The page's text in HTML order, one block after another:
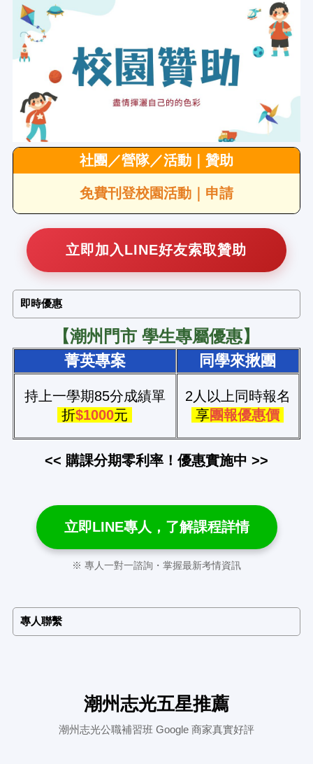
社團／營隊／活動｜贊助
免費刊登校園活動｜申請
立即加入LINE好友索取贊助
即時優惠
【潮州門市 學生專屬優惠】
菁英專案 同學來揪團
持上一學期85分成績單
折$1000元
2人以上同時報名
享團報優惠價
<< 購課分期零利率！優惠實施中 >>
立即LINE專人，了解課程詳情
※ 專人一對一諮詢・掌握最新考情資訊
專人聯繫
潮州志光五星推薦
潮州志光公職補習班 Google 商家真實好評